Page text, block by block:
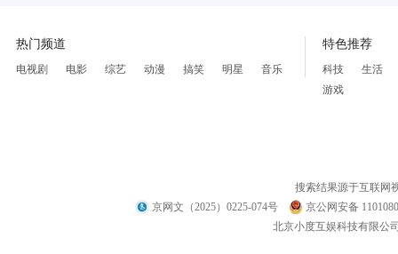
热门频道
电视剧 电影 综艺 动漫 搞笑 明星 音乐
特色推荐
科技
生活
游戏
搜索结果源于互联网
京网文（2025）0225-074号
京公网安备
北京小度互娱科技有限公